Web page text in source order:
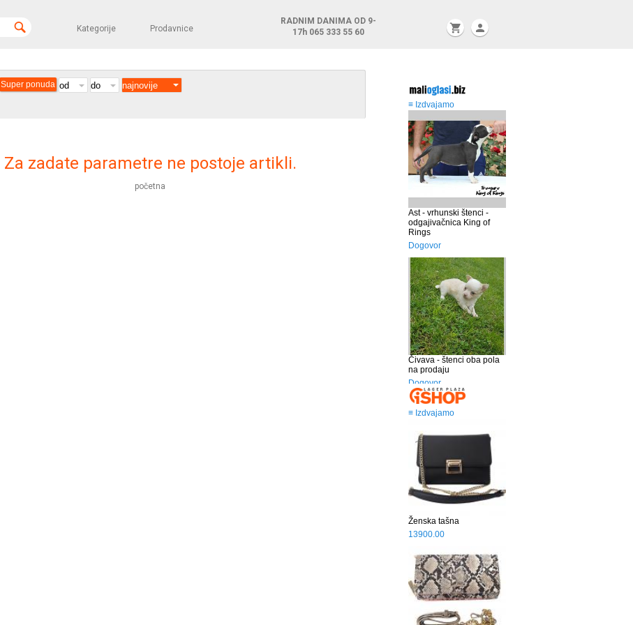
Kategorije Prodavnice
RADNIM DANIMA OD 9-
17h 065 333 55 60 shopping_cart person
Super ponuda
Za zadate parametre ne postoje artikli.
početna